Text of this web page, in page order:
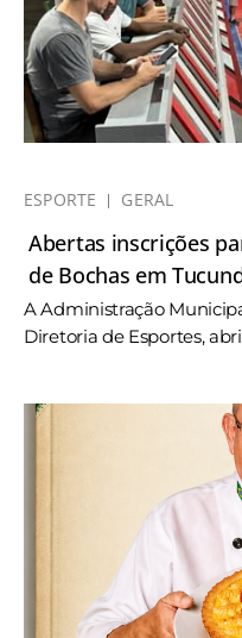
ESPORTE GERAL
Abertas inscrições
de Bochas em
A Administração
Diretoria de Esportes,